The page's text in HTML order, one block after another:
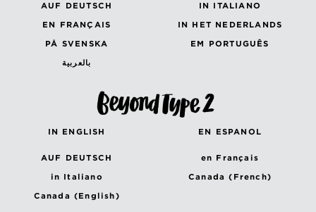
AUF DEUTSCH
IN ITALIANO
EN FRANÇAIS
IN HET NEDERLANDS
PÅ SVENSKA
EM PORTUGUÊS
بالعربية
IN ENGLISH EN ESPANOL
AUF DEUTSCH
en Français
in Italiano
Canada (French)
Canada (English)